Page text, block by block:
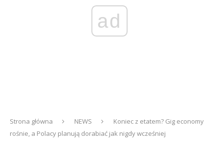
ad
Strona główna NEWS
Koniec z etatem? Gig economy
rośnie, a Polacy planują dorabiać jak nigdy wcześniej